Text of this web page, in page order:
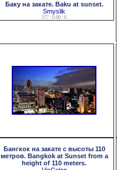
Баку на закате. Baku at sunset.
Smyslik
577 / 0.00 / 0
Бангкок на закате с высоты 110
метров. Bangkok at Sunset from a
height of 110 meters.